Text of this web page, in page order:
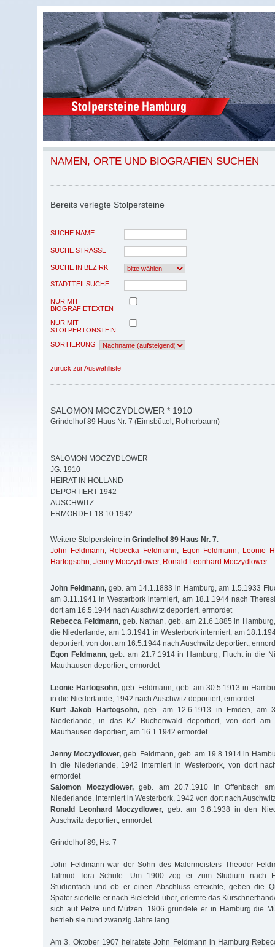
NAMEN, ORTE UND BIOGRAFIEN SUCHEN
Bereits verlegte Stolpersteine
SUCHE NAME
SUCHE STRASSE
SUCHE IN BEZIRK
STADTTEILSUCHE
NUR MIT
BIOGRAFIETEXTEN
NUR MIT
STOLPERTONSTEIN
SORTIERUNG
zurück zur Auswahlliste
SALOMON MOCZYDLOWER * 1910
Grindelhof 89 Haus Nr. 7 (Eimsbüttel, Rotherbaum)
SALOMON MOCZYDLOWER
JG. 1910
HEIRAT IN HOLLAND
DEPORTIERT 1942
AUSCHWITZ
ERMORDET 18.10.1942
Weitere Stolpersteine in Grindelhof 89 Haus Nr. 7:
John Feldmann, Rebecka Feldmann, Egon Feldmann, Leonie
Hartogsohn, Jenny Moczydlower, Ronald Leonhard Moczydlower
John Feldmann,geb. am 14.1.1883 in Hamburg, am 1.5.1933
am 3.11.1941 in Westerbork interniert, am 18.1.1944 nach
dort am 16.5.1944 nach Auschwitz deportiert, ermordet
Rebecca Feldmann,geb. Nathan, geb. am 21.6.1885 in
die Niederlande, am 1.3.1941 in Westerbork interniert, am
deportiert, von dort am 16.5.1944 nach Auschwitz deportiert,
Egon Feldmann,geb. am 21.7.1914 in Hamburg, Flucht in die
Mauthausen deportiert, ermordet
Leonie Hartogsohn,geb. Feldmann, geb. am 30.5.1913 in
in die Niederlande, 1942 nach Auschwitz deportiert, ermordet
Kurt Jakob Hartogsohn,geb. am 12.6.1913 in Emden, am
Niederlande, in das KZ Buchenwald deportiert, von dort
Mauthausen deportiert, am 16.1.1942 ermordet
Jenny Moczydlower, geb. Feldmann, geb. am 19.8.1914 in
in die Niederlande, 1942 interniert in Westerbork, von dort
ermordet
Salomon Moczydlower,geb. am 20.7.1910 in Offenbach
Niederlande, interniert in Westerbork, 1942 von dort nach
Ronald Leonhard Moczydlower, geb. am 3.6.1938 in den
Auschwitz deportiert, ermordet
Grindelhof 89, Hs. 7
John Feldmann war der Sohn des Malermeisters Theodor
Talmud Tora Schule. Um 1900 zog er zum Studium nach
Studienfach und ob er einen Abschluss erreichte, geben die
Später siedelte er nach Bielefeld über, erlernte das
sich auf Pelze und Mützen. 1906 gründete er in Hamburg die
betrieb sie rund zwanzig Jahre lang.
Am 3. Oktober 1907 heiratete John Feldmann in Hamburg